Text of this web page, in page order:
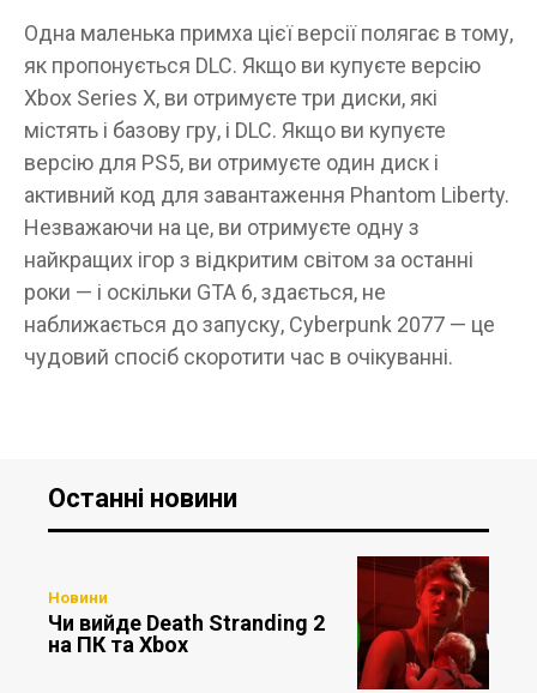
Одна маленька примха цієї версії полягає в тому,
як пропонується DLC. Якщо ви купуєте версію
Xbox Series X, ви отримуєте три диски, які
містять і базову гру, і DLC. Якщо ви купуєте
версію для PS5, ви отримуєте один диск і
активний код для завантаження Phantom Liberty.
Незважаючи на це, ви отримуєте одну з
найкращих ігор з відкритим світом за останні
роки — і оскільки GTA 6, здається, не
наближається до запуску, Cyberpunk 2077 — це
чудовий спосіб скоротити час в очікуванні.
Останні новини
Новини
Чи вийде Death Stranding 2
на ПК та Xbox